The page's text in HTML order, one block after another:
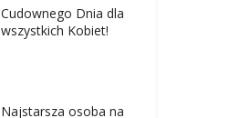
Cudownego Dnia dla
wszystkich Kobiet!
Najstarsza osoba na